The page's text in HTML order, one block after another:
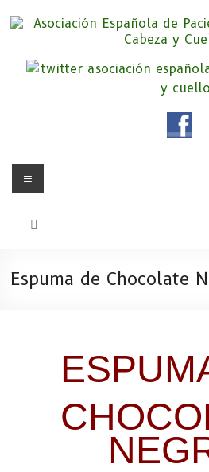
Asociación
Pacientes de
Somos la Asociación Española de
cuello «APC», una asociación sin
Menú
Espuma de Chocolate